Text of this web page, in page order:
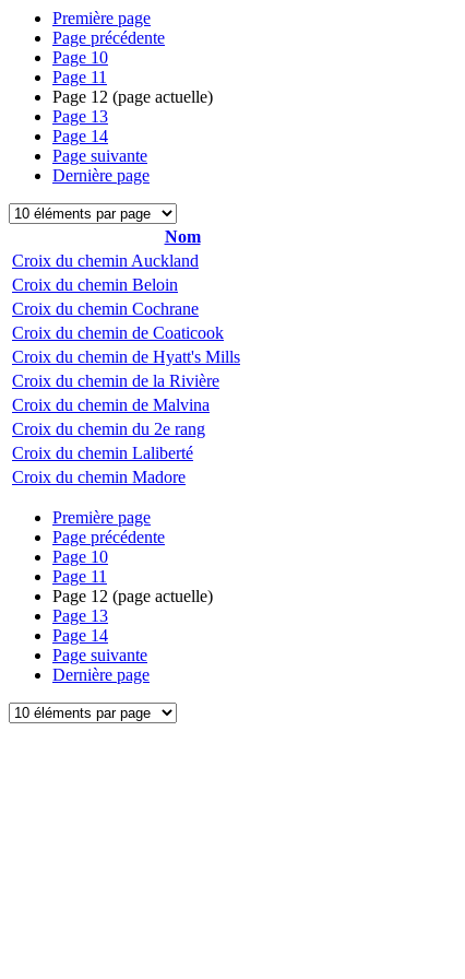
Première page
Page précédente
Page 10
Page 11
Page 12 (page actuelle)
Page 13
Page 14
Page suivante
Dernière page
Nom
Croix du chemin Auckland
Croix du chemin Beloin
Croix du chemin Cochrane
Croix du chemin de Coaticook
Croix du chemin de Hyatt's Mills
Croix du chemin de la Rivière
Croix du chemin de Malvina
Croix du chemin du 2e rang
Croix du chemin Laliberté
Croix du chemin Madore
Première page
Page précédente
Page 10
Page 11
Page 12 (page actuelle)
Page 13
Page 14
Page suivante
Dernière page